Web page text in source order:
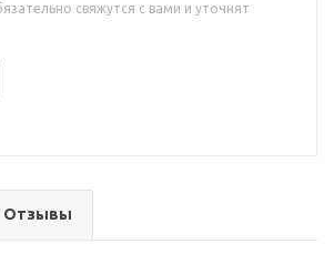
свяжутся с вами и уточнят
Отзывы